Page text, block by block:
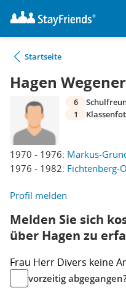
Startseite
Hagen Wegener
1970 - 1976: Markus-
1976 - 1982: Fichtenberg-
6
1
Profil melden
Melden Sie sich
über Hagen zu
Frau Herr Divers keine
vorzeitig